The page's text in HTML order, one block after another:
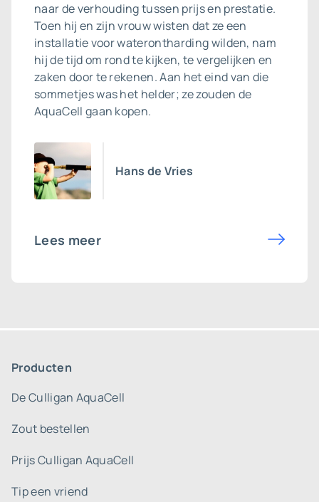
naar de verhouding tussen prijs en prestatie.
Toen hij en zijn vrouw wisten dat ze een
installatie voor waterontharding wilden, nam
hij de tijd om rond te kijken, te vergelijken en
zaken door te rekenen. Aan het eind van die
sommetjes was het helder; ze zouden de
AquaCell gaan kopen.
Hans de Vries
Lees meer
Producten
De Culligan AquaCell
Zout bestellen
Prijs Culligan AquaCell
Tip een vriend